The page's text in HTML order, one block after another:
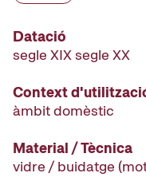
Datació
segle XIX segle XX
Context
àmbit domèstic
Material / Tècnica
vidre / buidatge